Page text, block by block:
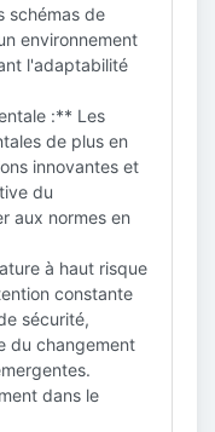
schémas de
environnement
l'adaptabilité
:** Les
de plus en
innovantes et
du
aux normes en
à haut risque
constante
sécurité,
du changement
dans le